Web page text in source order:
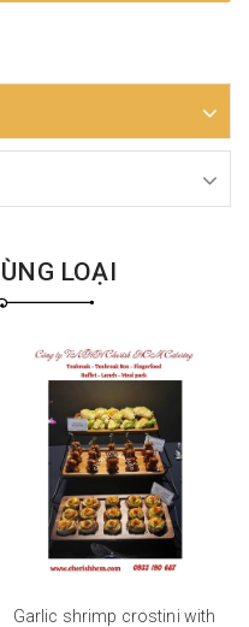
LOẠI
Garlic shrimp crostini with